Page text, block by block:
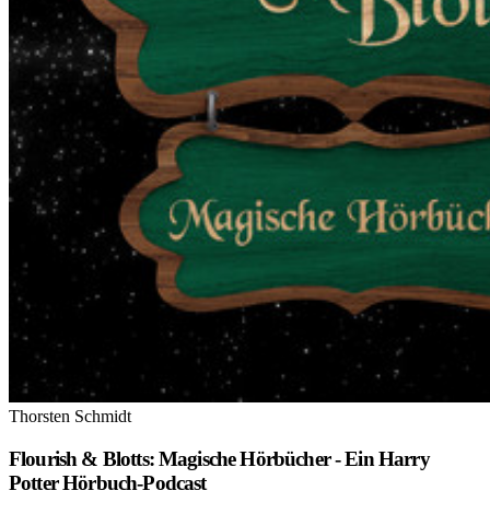
Thorsten Schmidt
Flourish & Blotts: Magische Hörbücher - Ein Harry
Potter Hörbuch-Podcast